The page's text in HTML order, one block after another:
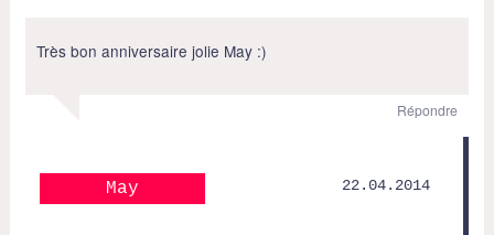
Très bon anniversaire jolie May :)
Répondre
May 22.04.2014